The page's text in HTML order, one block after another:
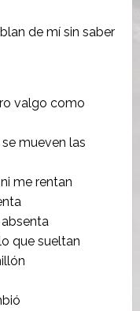
de mí sin saber
valgo como
mueven las
me rentan
que sueltan